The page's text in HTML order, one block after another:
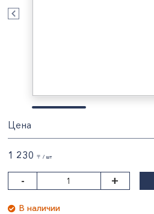
Цена
1 230 〒 / шт
- +
В наличии